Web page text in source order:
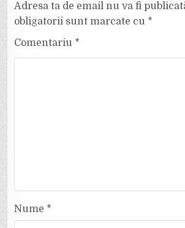
Adresa ta de email nu va fi
obligatorii sunt marcate cu *
Comentariu *
Nume *